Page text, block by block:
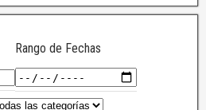
Rango de Fechas